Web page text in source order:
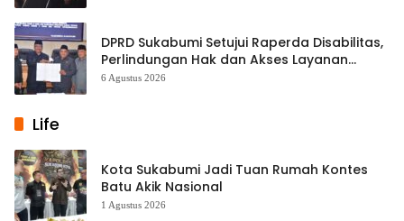
DPRD Sukabumi Setujui Raperda Disabilitas,
Perlindungan Hak dan Akses Layanan
Diperkuat
6 Agustus 2026
Life
Kota Sukabumi Jadi Tuan Rumah Kontes
Batu Akik Nasional
1 Agustus 2026